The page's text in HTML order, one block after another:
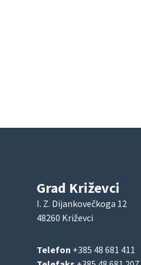
Grad Križevci
I. Z. Dijankovečkoga 12
48260 Križevci
Telefon +385 48 681 411